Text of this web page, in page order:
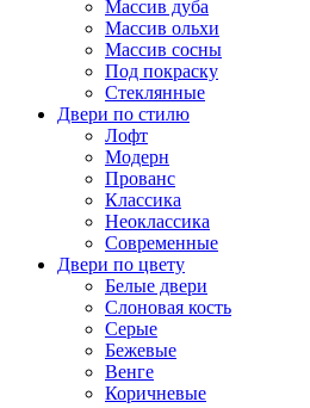
Массив дуба
Массив ольхи
Массив сосны
Под покраску
Стеклянные
Двери по стилю
Лофт
Модерн
Прованс
Классика
Неоклассика
Современные
Двери по цвету
Белые двери
Слоновая кость
Серые
Бежевые
Венге
Коричневые